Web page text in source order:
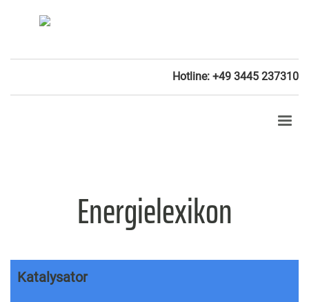
Hotline: +49 3445 237310
Energielexikon
Katalysator